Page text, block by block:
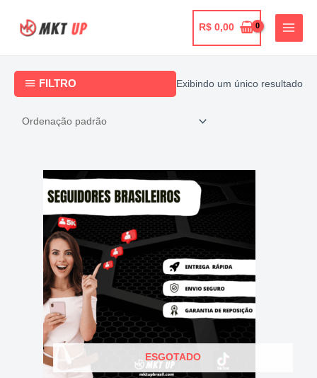
R$ 0,00
FILTRO Exibindo um único resultado
ESGOTADO